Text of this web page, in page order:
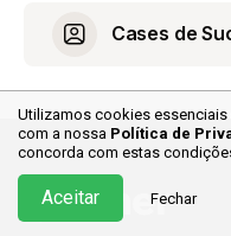
Cases de
Utilizamos cookies
com a nossa Política de
concorda com estas
Aceitar Fechar